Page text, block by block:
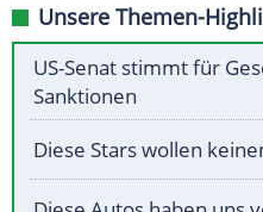
Unsere Themen-
US-Senat stimmt für
Sanktionen
Diese Stars wollen